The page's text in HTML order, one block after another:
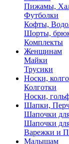
Пижамы,
Футболки
Кофты,
Шорты,
Комплекты
Женщинам
Майки
Трусики
Носки,
Колготки
Носки,
Шапки,
Шапочки
Шапочки
Варежки и
Малышам